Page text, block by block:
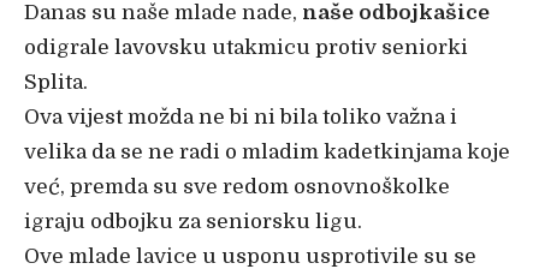
Danas su naše mlade nade, naše odbojkašice
odigrale lavovsku utakmicu protiv seniorki
Splita.
Ova vijest možda ne bi ni bila toliko važna i
velika da se ne radi o mladim kadetkinjama koje
već, premda su sve redom osnovnoškolke
igraju odbojku za seniorsku ligu.
Ove mlade lavice u usponu usprotivile su se